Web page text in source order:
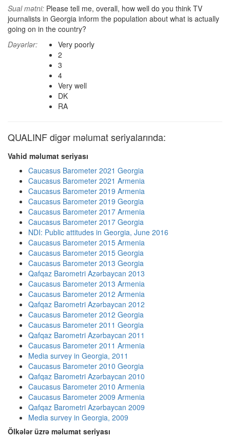
Sual mətni: Please tell me, overall, how well do you think TV
journalists in Georgia inform the population about what is actually
going on in the country?
Dəyərlər:
Very poorly
2
3
4
Very well
DK
RA
QUALINF digər məlumat seriyalarında:
Vahid məlumat seriyası
Caucasus Barometer 2021 Georgia
Caucasus Barometer 2021 Armenia
Caucasus Barometer 2019 Armenia
Caucasus Barometer 2019 Georgia
Caucasus Barometer 2017 Armenia
Caucasus Barometer 2017 Georgia
NDI: Public attitudes in Georgia, June 2016
Caucasus Barometer 2015 Armenia
Caucasus Barometer 2015 Georgia
Caucasus Barometer 2013 Georgia
Qafqaz Barometri Azərbaycan 2013
Caucasus Barometer 2013 Armenia
Caucasus Barometer 2012 Armenia
Qafqaz Barometri Azərbaycan 2012
Caucasus Barometer 2012 Georgia
Caucasus Barometer 2011 Georgia
Qafqaz Barometri Azərbaycan 2011
Caucasus Barometer 2011 Armenia
Media survey in Georgia, 2011
Caucasus Barometer 2010 Georgia
Qafqaz Barometri Azərbaycan 2010
Caucasus Barometer 2010 Armenia
Caucasus Barometer 2009 Armenia
Qafqaz Barometri Azərbaycan 2009
Media survey in Georgia, 2009
Ölkələr üzrə məlumat seriyası